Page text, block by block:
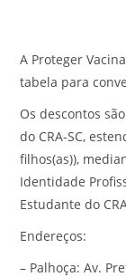
A Proteger
tabela para
Os descontos
do CRA-SC,
filhos(as)),
Identidade
Estudante do
Endereços:
– Palhoça: Av.